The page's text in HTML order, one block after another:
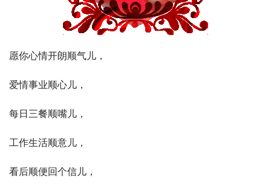
愿你心情开朗顺气儿，
爱情事业顺心儿，
每日三餐顺嘴儿，
工作生活顺意儿，
看后顺便回个信儿，